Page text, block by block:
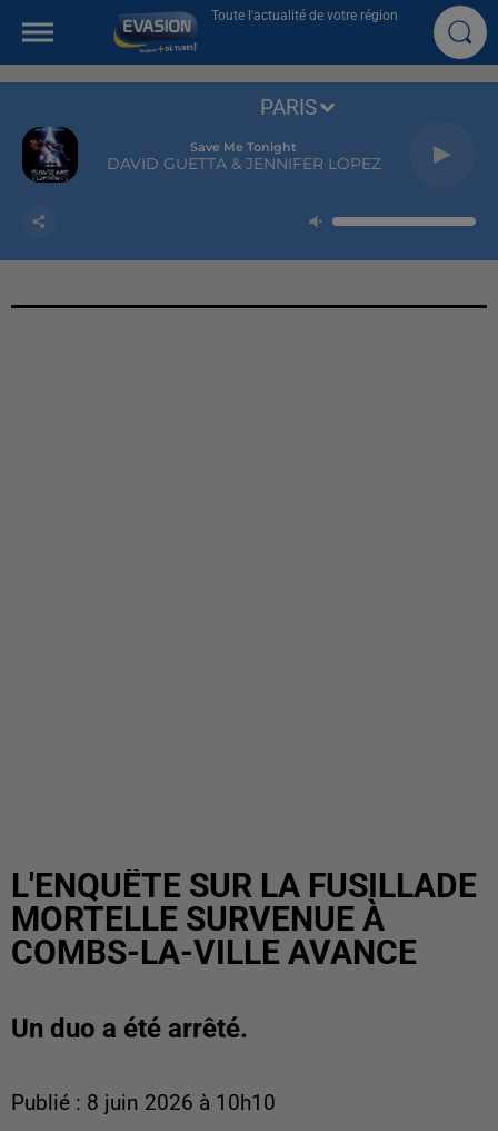
Toute l'actualité de votre région
Save Me Tonight
DAVID GUETTA & JENNIFER LOPEZ
PARIS
L'ENQUÊTE SUR LA FUSILLADE
MORTELLE SURVENUE À
COMBS-LA-VILLE AVANCE
Un duo a été arrêté.
Publié : 8 juin 2026 à 10h10